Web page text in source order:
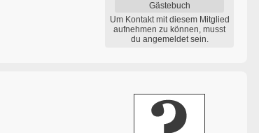
Gästebuch
Um Kontakt mit diesem Mitglied
aufnehmen zu können, musst
du angemeldet sein.